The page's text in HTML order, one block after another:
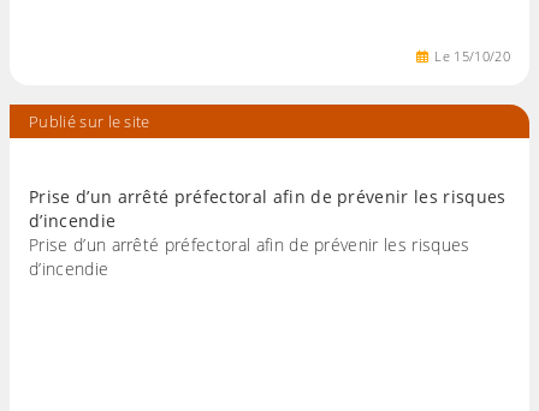
Le 15/10/20
Publié sur le site
Prise d’un arrêté préfectoral afin de prévenir les risques
d’incendie
Prise d’un arrêté préfectoral afin de prévenir les risques
d’incendie